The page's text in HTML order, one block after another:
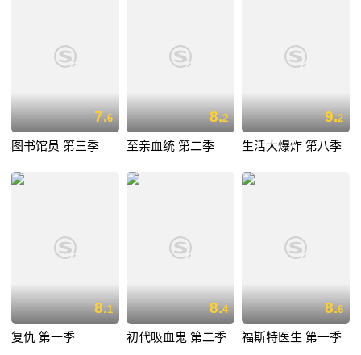
7.6
图书馆员 第三季
8.2
至亲血统 第二季
9.2
生活大爆炸 第八季
8.1
复仇 第一季
8.4
初代吸血鬼 第二季
8.6
福斯特医生 第一季